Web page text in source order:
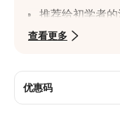
推荐给初学者的
免费提供照片数
另行确认
附赠参加者优
查看更多
优惠码